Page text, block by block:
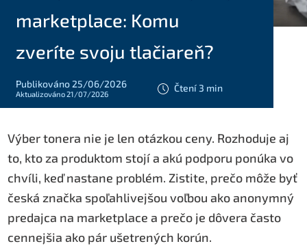
marketplace: Komu
zveríte svoju tlačiareň?
Publikováno 25/06/2026
Aktualizováno 21/07/2026
Čtení 3 min
Výber tonera nie je len otázkou ceny. Rozhoduje aj
to, kto za produktom stojí a akú podporu ponúka vo
chvíli, keď nastane problém. Zistite, prečo môže byť
česká značka spoľahlivejšou voľbou ako anonymný
predajca na marketplace a prečo je dôvera často
cennejšia ako pár ušetrených korún.